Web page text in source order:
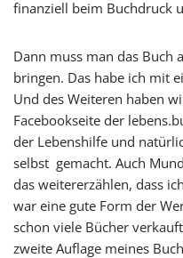
finanziell beim Buchdruck
Dann muss man das Buch
bringen. Das habe ich mit
Und des Weiteren haben
Facebookseite der
der Lebenshilfe und
selbst gemacht. Auch
das weitererzählen, dass
war eine gute Form der
schon viele Bücher
zweite Auflage meines